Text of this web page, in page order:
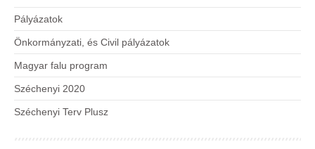
Pályázatok
Önkormányzati, és Civil pályázatok
Magyar falu program
Széchenyi 2020
Széchenyi Terv Plusz